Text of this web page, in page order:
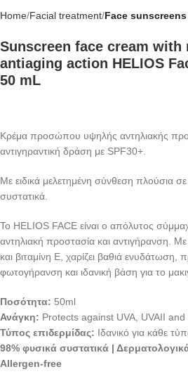
Home Facial treatment Face sunscreens
Sunscreen face cream
antiaging action HELIOS
50 mL
Κρέμα προσώπου υψηλής αντηλιακής
αντιγηραντική δράση με SPF30+.
Με ειδικά μελετημένη σύνθεση πλούσια
συστατικά.
Το HELIOS FACE είναι ο απόλυτος
αντηλιακή προστασία και αντιγήρανση.
και βιταμίνη Ε, χαρίζει βαθιά ενυδάτωση,
φωτογήρανση και ιδανική βάση για το
Ποσότητα: 50ml
Ανάγκη: Protects against UVA, UVAII and
Τύπος επιδερμίδας: Ιδανικό για κάθε
98% φυσικά συστατικά |
Allergen‑free